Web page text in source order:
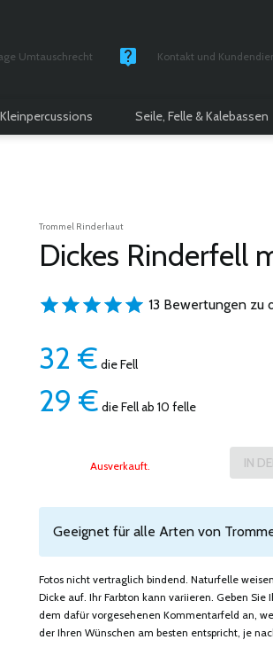
Umtauschrecht Kontakt und
Kleinpercussions Seile, Felle & Kalebassen
Trommel Rinderhaut
Dickes Rinderfell
13 Bewertungen zu
32 € die Fell
29 € die Fell ab 10 felle
Ausverkauft.
Geeignet für alle Arten von
Fotos nicht vertraglich bindend. Naturfelle
Dicke auf. Ihr Farbton kann variieren. Geben
dem dafür vorgesehenen Kommentarfeld an,
der Ihren Wünschen am besten entspricht, je